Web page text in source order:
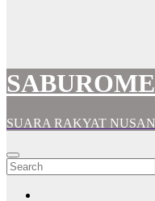
SUARA RAKYAT